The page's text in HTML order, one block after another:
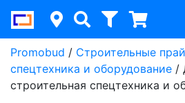
Promobud / Строительные
спецтехника и оборудование /
строительная спецтехника и